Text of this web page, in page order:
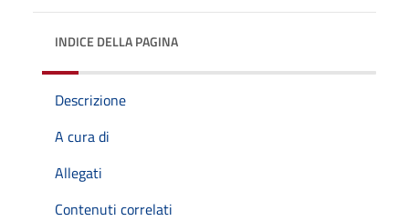
INDICE DELLA PAGINA
Descrizione
A cura di
Allegati
Contenuti correlati